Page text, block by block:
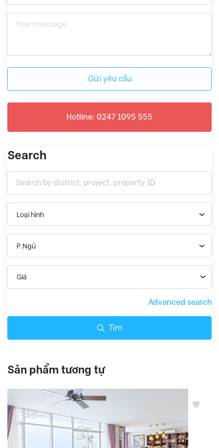
Gửi yêu cầu
Hotline: 0247 1095 555
Search
Loại hình
P.Ngủ
Giá
Advanced search
Tìm
Sản phẩm tương tự